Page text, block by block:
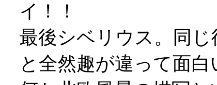
イ！！
最後シベリウス。同
と全然趣が違って面